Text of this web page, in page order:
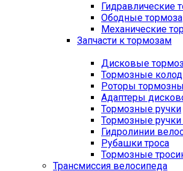
Гидравлические
Ободные тормоза
Механические
Запчасти к тормозам
Дисковые
Тормозные
Роторы
Адаптеры
Тормозные ручки
Тормозные
Гидролинии
Рубашки троса
Тормозные
Трансмиссия велосипеда